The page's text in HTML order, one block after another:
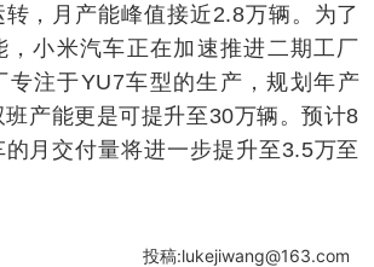
，月产能峰值接近2.8万辆。为了
，小米汽车正在加速推进二期工厂
专注于YU7车型的生产，规划年产
产能更是可提升至30万辆。预计8
的月交付量将进一步提升至3.5万至
投稿:lukejiwang@163.com